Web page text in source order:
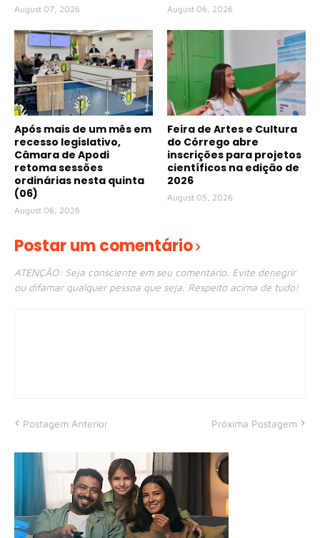
August 07, 2026 August 06, 2026
Após mais de um mês em
recesso legislativo,
Câmara de Apodi
retoma sessões
ordinárias nesta quinta
(06)
August 06, 2026
Feira de Artes e Cultura
do Córrego abre
inscrições para projetos
científicos na edição de
2026
August 05, 2026
Postar um comentário
ATENÇÃO: Seja consciente em seu comentário. Evite denegrir
ou difamar qualquer pessoa que seja. Respeito acima de tudo!
Postagem Anterior Próxima Postagem